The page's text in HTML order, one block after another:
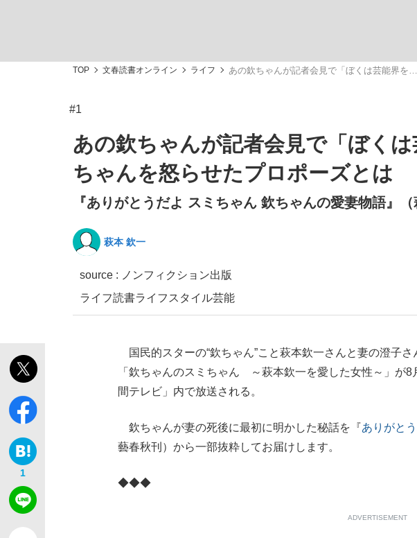
「目標達成できなかったからと言って…」サッカー日本代表・森保一
TOP 文春読書オンライン ライフ あの欽ちゃんが記者会見で「ぼくは芸能界を
#1
あの欽ちゃんが記者会見で「ぼく
ちゃんを怒らせたプロポーズとは
『ありがとうだよ スミちゃん 欽ちゃんの愛妻物語』（
萩本 欽一
source : ノンフィクション出版
ライフ読書ライフスタイル芸能
1
国民的スターの“欽ちゃん”こと萩本欽一さんと妻の澄子
「欽ちゃんのスミちゃん ～萩本欽一を愛した女性～」が
間テレビ」内で放送される。
欽ちゃんが妻の死後に最初に明かした秘話を『ありがと
藝春秋刊）から一部抜粋してお届けします。
◆◆◆
ADVERTISEMENT